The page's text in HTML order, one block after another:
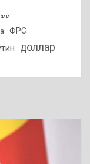
ФРС
доллар